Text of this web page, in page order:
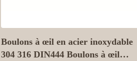
Boulons à œil en acier inoxydable
304 316 DIN444 Boulons à œil